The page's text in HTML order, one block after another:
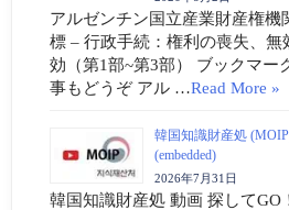
アルゼンチン国立産業財産権機
標 – 行政手続：権利の喪失、無
効（第1部~第3部） ブックマー
事もどうぞ アル …Read More »
韓国知識財産処
(embedded)
2026年7月31日
韓国知識財産処 動画 探してGO